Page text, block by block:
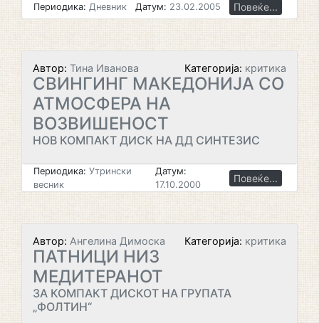
Периодика: Дневник Датум: 23.02.2005 Повеќе...
Автор: Тина Иванова Категорија: критика
СВИНГИНГ МАКЕДОНИЈА СО
АТМОСФЕРА НА
ВОЗВИШЕНОСТ
НОВ КОМПАКТ ДИСК НА ДД СИНТЕЗИС
Периодика: Утрински
весник
Датум:
17.10.2000
Повеќе...
Автор: Ангелина Димоска Категорија: критика
ПАТНИЦИ НИЗ
МЕДИТЕРАНОТ
ЗА КОМПАКТ ДИСКОТ НА ГРУПАТА
„ФОЛТИН“